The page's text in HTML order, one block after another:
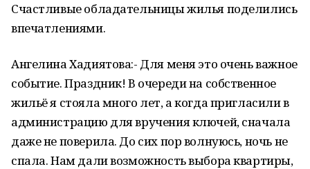
Счастливые обладательницы жилья поделились
впечатлениями.
Ангелина Хадиятова:- Для меня это очень важное
событие. Праздник! В очереди на собственное
жильё я стояла много лет, а когда пригласили в
администрацию для вручения ключей, сначала
даже не поверила. До сих пор волнуюсь, ночь не
спала. Нам дали возможность выбора квартиры,